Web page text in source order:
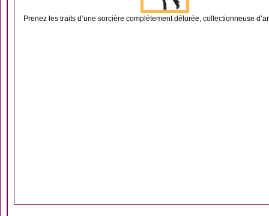
Prenez les traits d’une sorcière complètement délurée, collectionneuse